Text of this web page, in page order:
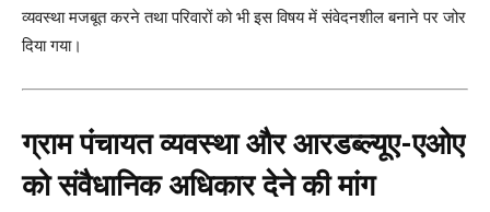
व्यवस्था मजबूत करने तथा परिवारों को भी इस विषय में संवेदनशील बनाने पर जोर
दिया गया।
ग्राम पंचायत व्यवस्था और आरडब्ल्यूए-एओए
को संवैधानिक अधिकार देने की मांग